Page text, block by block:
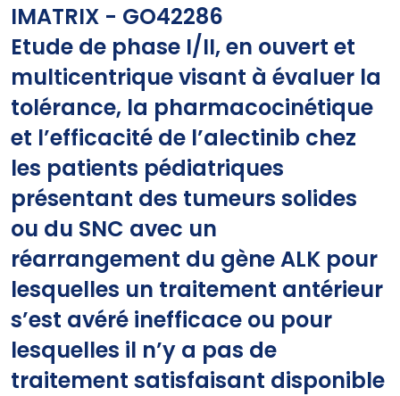
IMATRIX - GO42286
Etude de phase I/II, en ouvert et
multicentrique visant à évaluer la
tolérance, la pharmacocinétique
et l’efficacité de l’alectinib chez
les patients pédiatriques
présentant des tumeurs solides
ou du SNC avec un
réarrangement du gène ALK pour
lesquelles un traitement antérieur
s’est avéré inefficace ou pour
lesquelles il n’y a pas de
traitement satisfaisant disponible